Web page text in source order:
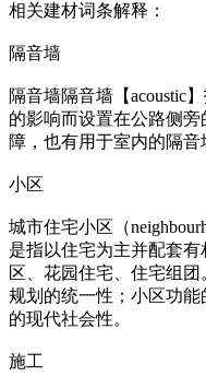
相关建材词条解释：
隔音墙
隔音墙隔音墙【acoustic
的影响而设置在公路侧
障，也有用于室内的隔音
小区
城市住宅小区（
是指以住宅为主并配套
区、花园住宅、住宅组
规划的统一性；小区功
的现代社会性。
施工